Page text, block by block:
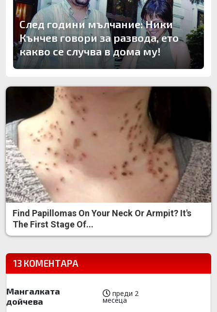
След години мълчание: Ники
Кънчев говори за развода, ето
какво се случва в дома му!
Find Papillomas On Your Neck Or Armpit? It's
The First Stage Of...
13 КОМЕНТАРА
Мангалката
дойчева
преди 2
месеца